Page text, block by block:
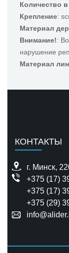
Количество
Крепление:
Материал
Внимание!:
нарушение
Материал
КОНТАКТЫ
г. Минск,
+375 (17)
+375 (17)
+375 (29)